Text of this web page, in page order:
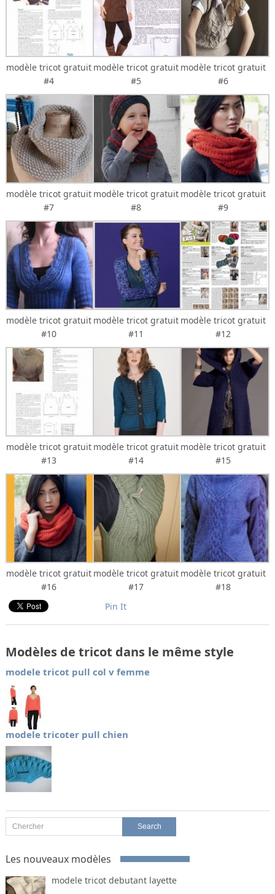
modèle tricot gratuit
#4
modèle tricot gratuit
#5
modèle tricot gratuit
#6
modèle tricot gratuit
#7
modèle tricot gratuit
#8
modèle tricot gratuit
#9
modèle tricot gratuit
#10
modèle tricot gratuit
#11
modèle tricot gratuit
#12
modèle tricot gratuit
#13
modèle tricot gratuit
#14
modèle tricot gratuit
#15
modèle tricot gratuit
#16
modèle tricot gratuit
#17
modèle tricot gratuit
#18
Pin It
Modèles de tricot dans le même style
modele tricot pull col v femme
modele tricoter pull chien
Les nouveaux modèles
modele tricot debutant layette